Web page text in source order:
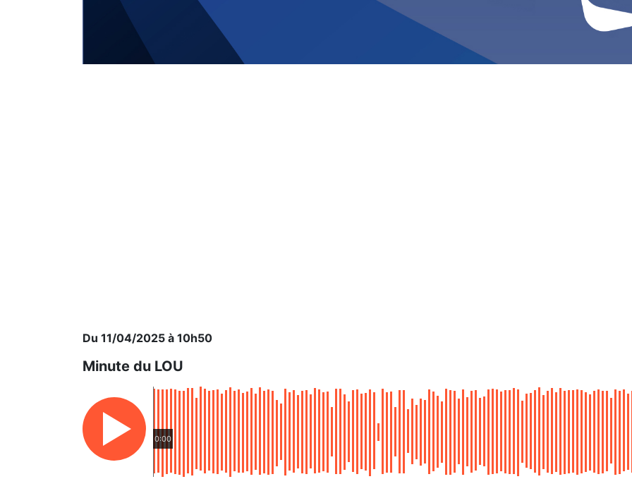
Du 11/04/2025 à 10h50
Minute du LOU
0:00